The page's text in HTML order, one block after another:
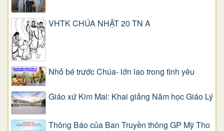
VHTK CHÚA NHẬT 20 TN A
Nhỏ bé trước Chúa- lớn lao trong tình yêu
Giáo xứ Kim Mai: Khai giảng Năm học Giáo Lý
Thông Báo của Ban Truyền thông GP Mỹ Tho